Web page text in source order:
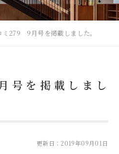
ミ279 9月号を掲載しました。
を掲載しまし
更新日：2019年09月01日